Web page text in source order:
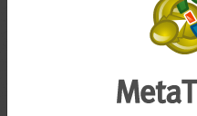
TradingView